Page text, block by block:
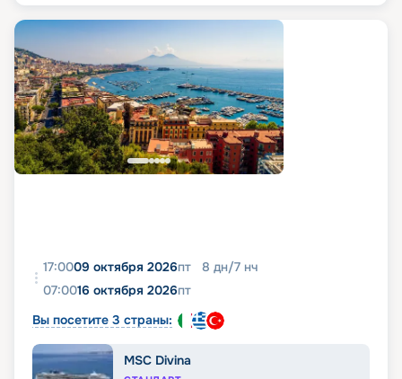
17:0009 октября 2026пт 8 дн/7 нч
07:0016 октября 2026пт
Вы посетите 3 страны:
MSC Divina